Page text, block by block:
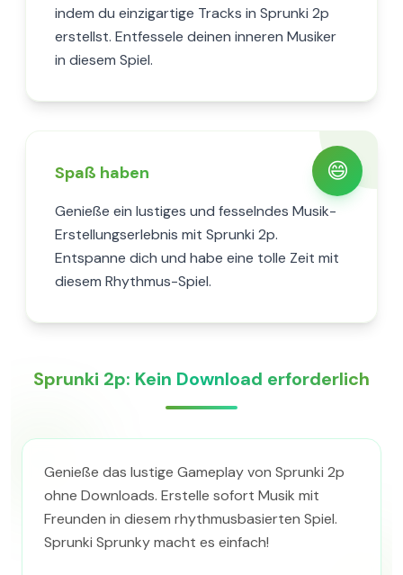
indem du einzigartige Tracks in Sprunki 2p
erstellst. Entfessele deinen inneren Musiker
in diesem Spiel.
😄
Spaß haben
Genieße ein lustiges und fesselndes Musik-
Erstellungserlebnis mit Sprunki 2p.
Entspanne dich und habe eine tolle Zeit mit
diesem Rhythmus-Spiel.
Sprunki 2p: Kein Download erforderlich
Genieße das lustige Gameplay von Sprunki 2p
ohne Downloads. Erstelle sofort Musik mit
Freunden in diesem rhythmusbasierten Spiel.
Sprunki Sprunky macht es einfach!